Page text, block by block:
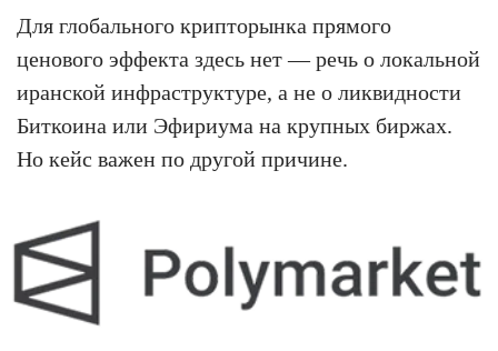
Для глобального крипторынка прямого
ценового эффекта здесь нет — речь о локальной
иранской инфраструктуре, а не о ликвидности
Биткоина или Эфириума на крупных биржах.
Но кейс важен по другой причине.